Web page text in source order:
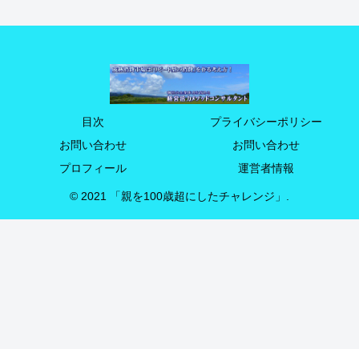
目次
プライバシーポリシー
お問い合わせ
お問い合わせ
プロフィール
運営者情報
© 2021 「親を100歳超にしたチャレンジ」.